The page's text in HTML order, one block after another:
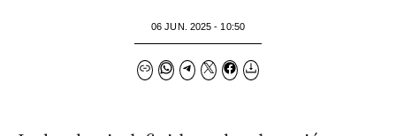
06 JUN. 2025 - 10:50